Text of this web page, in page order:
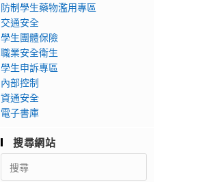
防制學生藥物濫用專區
交通安全
學生團體保險
職業安全衛生
學生申訴專區
內部控制
資通安全
電子書庫
搜尋網站
Search
for: